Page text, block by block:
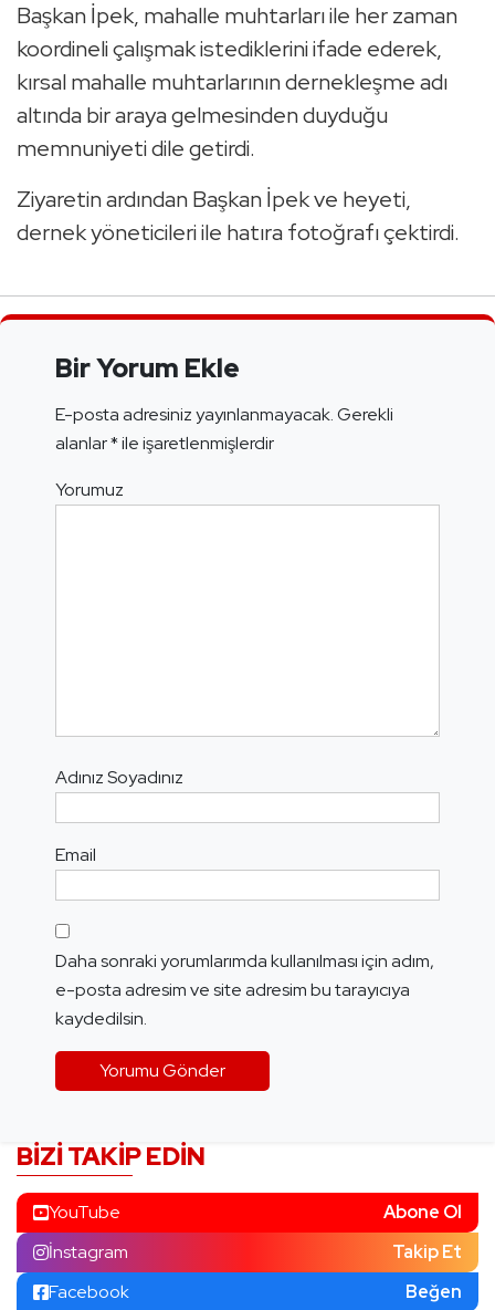
Başkan İpek, mahalle muhtarları ile her zaman
koordineli çalışmak istediklerini ifade ederek,
kırsal mahalle muhtarlarının dernekleşme adı
altında bir araya gelmesinden duyduğu
memnuniyeti dile getirdi.
Ziyaretin ardından Başkan İpek ve heyeti,
dernek yöneticileri ile hatıra fotoğrafı çektirdi.
Bir Yorum Ekle
E-posta adresiniz yayınlanmayacak.Gerekli
alanlar*ile işaretlenmişlerdir
Yorumuz
Adınız Soyadınız
Email
Daha sonraki yorumlarımda kullanılması için adım,
e-posta adresim ve site adresim bu tarayıcıya
kaydedilsin.
BIZI TAKIP EDIN
YouTube
Abone Ol
İnstagram
Takip Et
Facebook
Beğen